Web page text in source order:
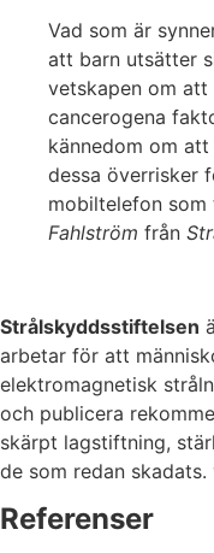
Vad som är
att barn utsätter
vetskapen om
cancerogena
kännedom om
dessa överrisker
mobiltelefon
Fahlström från
Strålskyddsstiftelsen
arbetar för att
elektromagnetisk
och publicera
skärpt lagstiftning,
de som redan skadats.
Referenser